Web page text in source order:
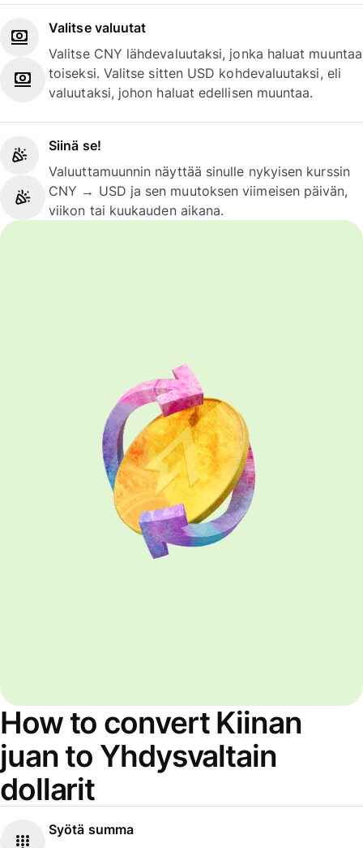
Valitse valuutat
Valitse CNY lähdevaluutaksi, jonka haluat muuntaa
toiseksi. Valitse sitten USD kohdevaluutaksi, eli
valuutaksi, johon haluat edellisen muuntaa.
Siinä se!
Valuuttamuunnin näyttää sinulle nykyisen kurssin
CNY → USD ja sen muutoksen viimeisen päivän,
viikon tai kuukauden aikana.
How to convert Kiinan
juan to Yhdysvaltain
dollarit
Syötä summa